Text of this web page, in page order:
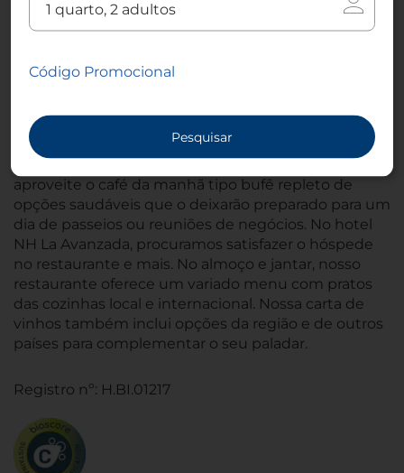
salas são equipadas com toda a tecnologia
particulares como casamentos e encontros
O restaurante do hotel NH La Avanzada, em Bilbao,
aproveite o café da manhã tipo bufê repleto de
opções saudáveis que o deixarão preparado para um
dia de passeios ou reuniões de negócios. No hotel
NH La Avanzada, procuramos satisfazer o hóspede
no restaurante e mais. No almoço e jantar, nosso
restaurante oferece um variado menu com pratos
das cozinhas local e internacional. Nossa carta de
vinhos também inclui opções da região e de outros
países para complementar o seu paladar.
Registro nº: H.BI.01217
Código Promocional
Pesquisar